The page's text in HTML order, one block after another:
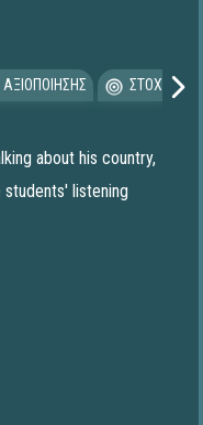
ΑΞΙΟΠΟΙΗΣΗΣ
about his country,
students' listening